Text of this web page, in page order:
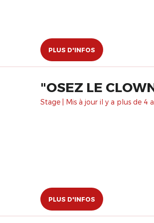
PLUS D'INFOS
"OSEZ LE
Stage | Mis à jour il y a plus de 4
PLUS D'INFOS